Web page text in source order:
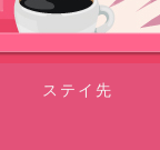
ステイ先